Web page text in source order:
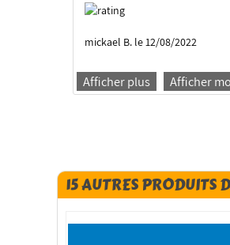
mickael B. le 12/08/2022
Afficher plus Afficher
15 AUTRES PRODUITS